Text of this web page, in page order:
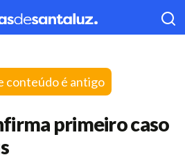
conteúdo é antigo
primeiro caso